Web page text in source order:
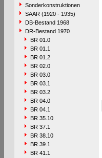
Sonderkonstruktionen
SAAR (1920 - 1935)
DB-Bestand 1968
DR-Bestand 1970
BR 01.0
BR 01.1
BR 01.2
BR 02.0
BR 03.0
BR 03.1
BR 03.2
BR 04.0
BR 04.1
BR 35.10
BR 37.1
BR 38.10
BR 39.1
BR 41.1